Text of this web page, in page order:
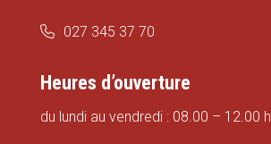
027 345 37 70
Heures d’ouverture
du lundi au vendredi : 08.00 – 12.00 h